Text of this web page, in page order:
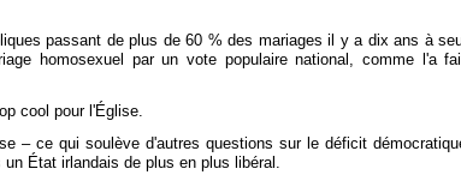
passant de plus de 60 % des mariages il y a dix ans à
homosexuel par un vote populaire national, comme l'a
cool pour l'Église.
– ce qui soulève d'autres questions sur le déficit
État irlandais de plus en plus libéral.